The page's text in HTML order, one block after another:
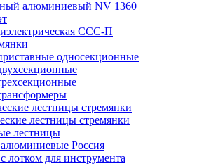
алюминиевый NV 1360
ССС-П
односекционные
лестницы стремянки
лестницы стремянки
лестницы
Россия
лотком для инструмента